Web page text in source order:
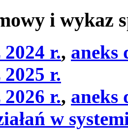
i wykaz
r., aneks
r.
r., aneks
w